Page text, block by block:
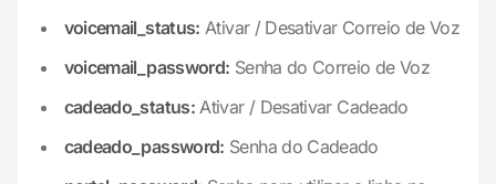
voicemail_status: Ativar / Desativar Correio de Voz
voicemail_password: Senha do Correio de Voz
cadeado_status: Ativar / Desativar Cadeado
cadeado_password: Senha do Cadeado